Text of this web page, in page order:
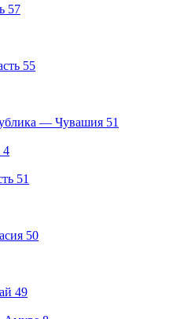
57
55
— Чувашия 51
4
51
50
49